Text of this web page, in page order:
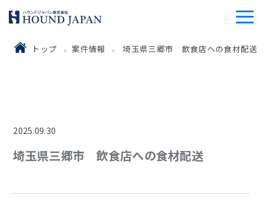
トップ 案件情報 埼玉県三郷市 飲食店への食材配送
2025.09.30
埼玉県三郷市 飲食店への食材配送